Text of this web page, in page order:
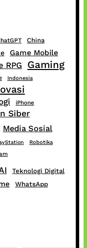
China
Game Mobile
RPG Gaming
Indonesia
iPhone
Siber
Media Sosial
Robotika
Teknologi Digital
WhatsApp